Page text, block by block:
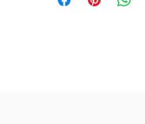
38 - 86cm / 70cm /